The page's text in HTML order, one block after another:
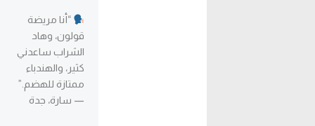
“أنا مريضة
قولون، وهاد
الشراب ساعدني
كثير، والهندباء
ممتازة للهضم.”
— سارة، جدة